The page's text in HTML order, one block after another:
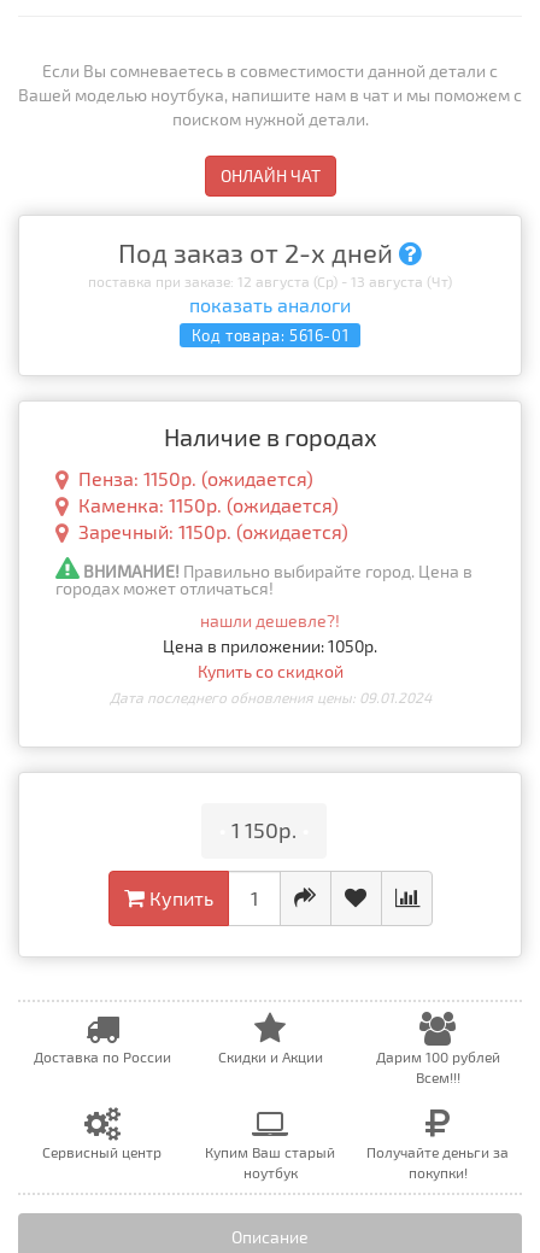
Если Вы сомневаетесь в совместимости данной детали с
Вашей моделью ноутбука, напишите нам в чат и мы поможем с
поиском нужной детали.
ОНЛАЙН ЧАТ
Под заказ от 2-х дней
поставка при заказе: 12 августа (Ср) - 13 августа (Чт)
показать аналоги
Код товара: 5616-01
Наличие в городах
Пенза: 1150р. (ожидается)
Каменка: 1150р. (ожидается)
Заречный: 1150р. (ожидается)
ВНИМАНИЕ! Правильно выбирайте город. Цена в
городах может отличаться!
нашли дешевле?!
Цена в приложении: 1050р.
Купить со скидкой
Дата последнего обновления цены: 09.01.2024
1 150р.
Купить
Доставка по России Скидки и Акции
Дарим 100 рублей
Всем!!!
Сервисный центр
Купим Ваш старый
ноутбук
Получайте деньги за
покупки!
Описание